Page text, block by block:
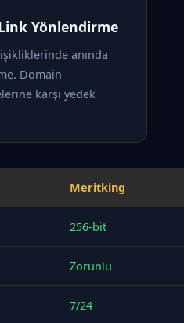
Yönlendirme
anında
Domain
karşı yedek
Meritking
256-bit
Zorunlu
7/24